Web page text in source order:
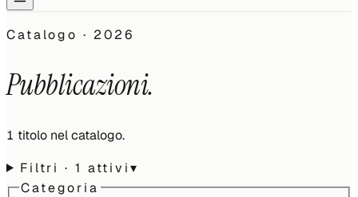
Catalogo · 2026
Pubblicazioni.
1 titolo nel catalogo.
Filtri· 1 attivi▾
Categoria